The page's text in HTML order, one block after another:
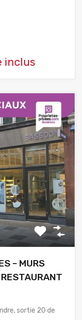
inclus
– MURS
sortie 20 de